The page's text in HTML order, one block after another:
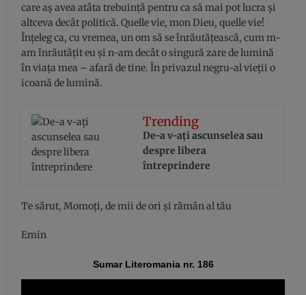
care aș avea atâta trebuință pentru ca să mai pot lucra și
altceva decât politică. Quelle vie, mon Dieu, quelle vie!
Înțeleg ca, cu vremea, un om să se înrăutățească, cum m-
am înrăutățit eu și n-am decât o singură zare de lumină
în viața mea – afară de tine. În privazul negru-al vieții o
icoană de lumină.
Trending
De-a v-aţi ascunselea sau
despre libera
întreprindere
Te sărut, Momoți, de mii de ori și rămân al tău
Emin
Sumar Literomania nr. 186